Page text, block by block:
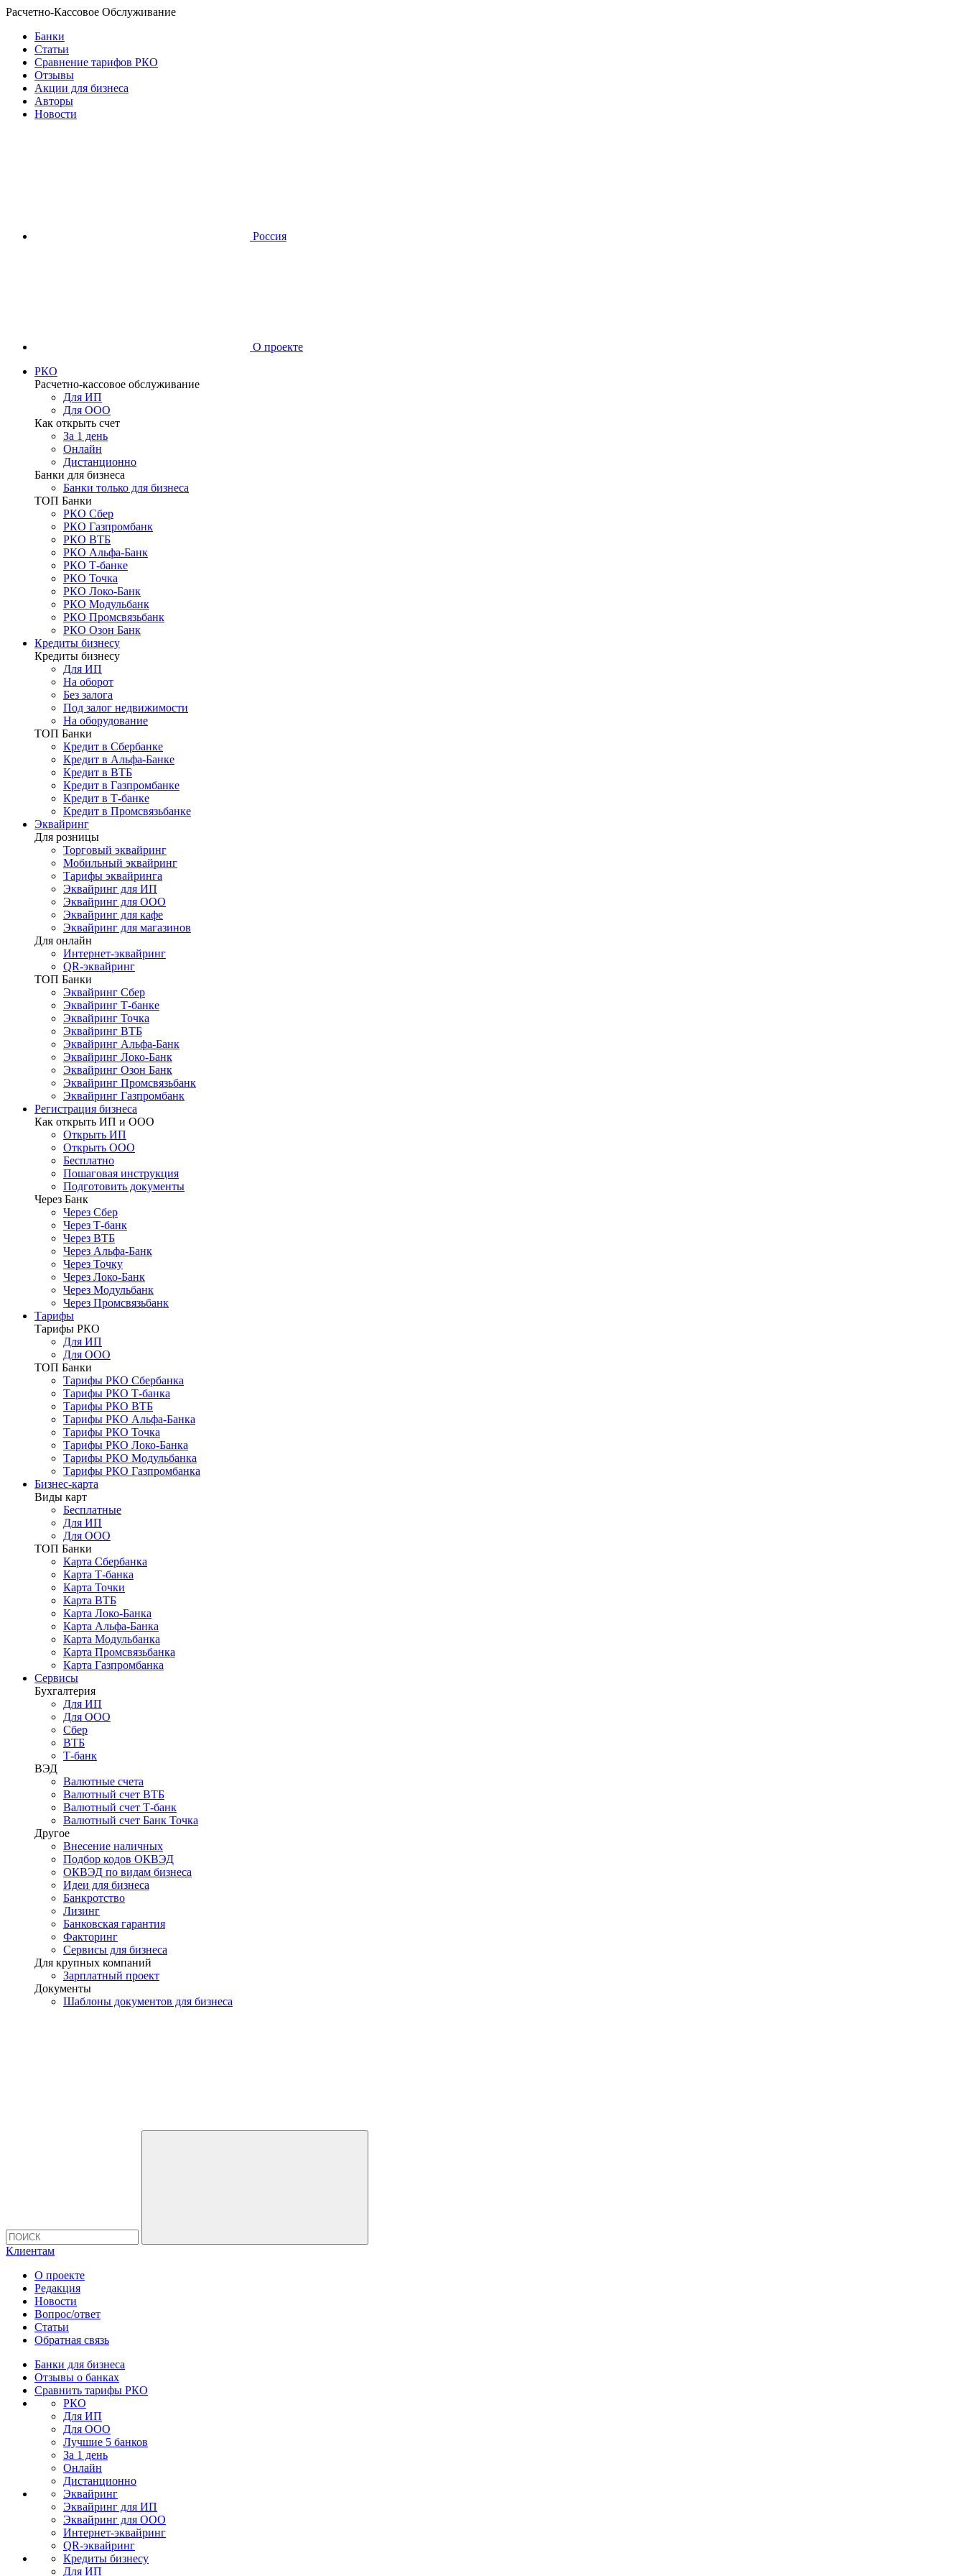
Расчетно-Кассовое Обслуживание
Банки
Статьи
Сравнение тарифов РКО
Отзывы
Акции для бизнеса
Авторы
Новости
Россия
О проекте
РКО
Расчетно-кассовое обслуживание
Для ИП
Для ООО
Как открыть счет
За 1 день
Онлайн
Дистанционно
Банки для бизнеса
Банки только для бизнеса
ТОП Банки
РКО Сбер
РКО Газпромбанк
РКО ВТБ
РКО Альфа-Банк
РКО Т-банке
РКО Точка
РКО Локо-Банк
РКО Модульбанк
РКО Промсвязьбанк
РКО Озон Банк
Кредиты бизнесу
Кредиты бизнесу
Для ИП
На оборот
Без залога
Под залог недвижимости
На оборудование
ТОП Банки
Кредит в Сбербанке
Кредит в Альфа-Банке
Кредит в ВТБ
Кредит в Газпромбанке
Кредит в Т-банке
Кредит в Промсвязьбанке
Эквайринг
Для розницы
Торговый эквайринг
Мобильный эквайринг
Тарифы эквайринга
Эквайринг для ИП
Эквайринг для ООО
Эквайринг для кафе
Эквайринг для магазинов
Для онлайн
Интернет-эквайринг
QR-эквайринг
ТОП Банки
Эквайринг Сбер
Эквайринг Т-банке
Эквайринг Точка
Эквайринг ВТБ
Эквайринг Альфа-Банк
Эквайринг Локо-Банк
Эквайринг Озон Банк
Эквайринг Промсвязьбанк
Эквайринг Газпромбанк
Регистрация бизнеса
Как открыть ИП и ООО
Открыть ИП
Открыть ООО
Бесплатно
Пошаговая инструкция
Подготовить документы
Через Банк
Через Сбер
Через Т-банк
Через ВТБ
Через Альфа-Банк
Через Точку
Через Локо-Банк
Через Модульбанк
Через Промсвязьбанк
Тарифы
Тарифы РКО
Для ИП
Для ООО
ТОП Банки
Тарифы РКО Сбербанка
Тарифы РКО Т-банка
Тарифы РКО ВТБ
Тарифы РКО Альфа-Банка
Тарифы РКО Точка
Тарифы РКО Локо-Банка
Тарифы РКО Модульбанка
Тарифы РКО Газпромбанка
Бизнес-карта
Виды карт
Бесплатные
Для ИП
Для ООО
ТОП Банки
Карта Сбербанка
Карта Т-банка
Карта Точки
Карта ВТБ
Карта Локо-Банка
Карта Альфа-Банка
Карта Модульбанка
Карта Промсвязьбанка
Карта Газпромбанка
Сервисы
Бухгалтерия
Для ИП
Для ООО
Сбер
ВТБ
Т-банк
ВЭД
Валютные счета
Валютный счет ВТБ
Валютный счет Т-банк
Валютный счет Банк Точка
Другое
Внесение наличных
Подбор кодов ОКВЭД
ОКВЭД по видам бизнеса
Идеи для бизнеса
Банкротство
Лизинг
Банковская гарантия
Факторинг
Сервисы для бизнеса
Для крупных компаний
Зарплатный проект
Документы
Шаблоны документов для бизнеса
Клиентам
О проекте
Редакция
Новости
Вопрос/ответ
Статьи
Обратная связь
Банки для бизнеса
Отзывы о банках
Сравнить тарифы РКО
РКО
Для ИП
Для ООО
Лучшие 5 банков
За 1 день
Онлайн
Дистанционно
Эквайринг
Эквайринг для ИП
Эквайринг для ООО
Интернет-эквайринг
QR-эквайринг
Кредиты бизнесу
Для ИП